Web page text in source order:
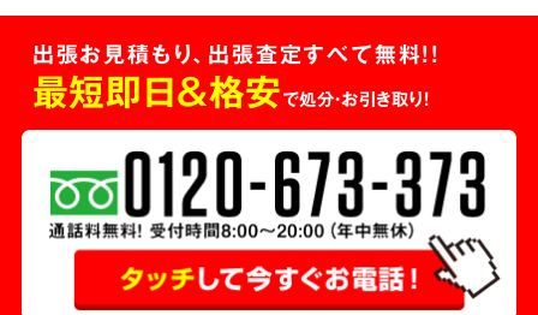
出張お見積もり、出張査定すべて無料!!
最短即日＆格安で処分・お引き取り！